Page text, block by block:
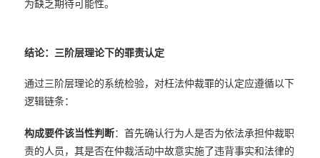
为缺乏期待可能性。
结论：三阶层理论下的罪责认定
通过三阶层理论的系统检验，对枉法仲裁罪的认定应遵循以下
逻辑链条：
构成要件该当性判断：首先确认行为人是否为依法承担仲裁职
责的人员，其是否在仲裁活动中故意实施了违背事实和法律的